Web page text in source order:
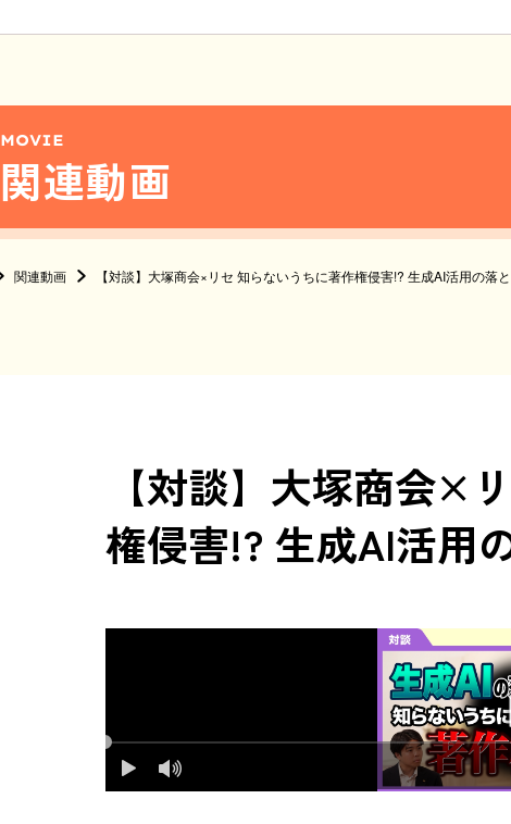
MOVIE
関連動画
関連動画 【対談】大塚商会×リセ 知らないうちに著作権侵害!? 生成AI活用の落
【対談】大塚商会×
権侵害!? 生成AI活用